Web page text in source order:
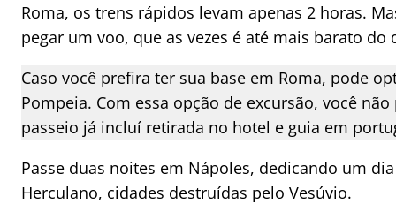
Roma, os trens rápidos levam apenas 2 horas.
pegar um voo, que as vezes é até mais barato do
Caso você prefira ter sua base em Roma, pode
Pompeia. Com essa opção de excursão, você
passeio já incluí retirada no hotel e guia em
Passe duas noites em Nápoles, dedicando um
Herculano, cidades destruídas pelo Vesúvio.